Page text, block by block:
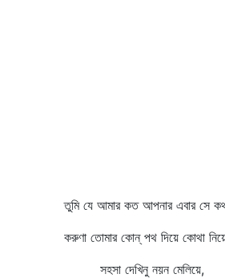
তুমি যে আমার কত আপনার এবার সে
করুণা তোমার কোন্‌ পথ দিয়ে কোথা নিয়ে
সহসা দেখিনু নয়ন মেলিয়ে,